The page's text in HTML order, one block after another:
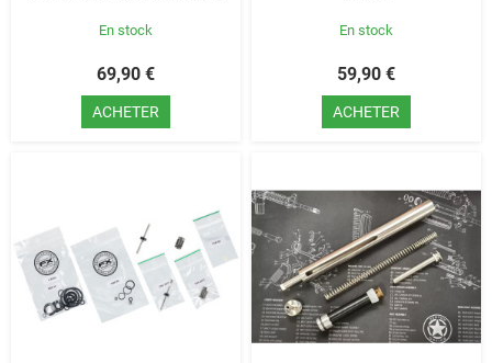
En stock
69,90 €
ACHETER
En stock
59,90 €
ACHETER